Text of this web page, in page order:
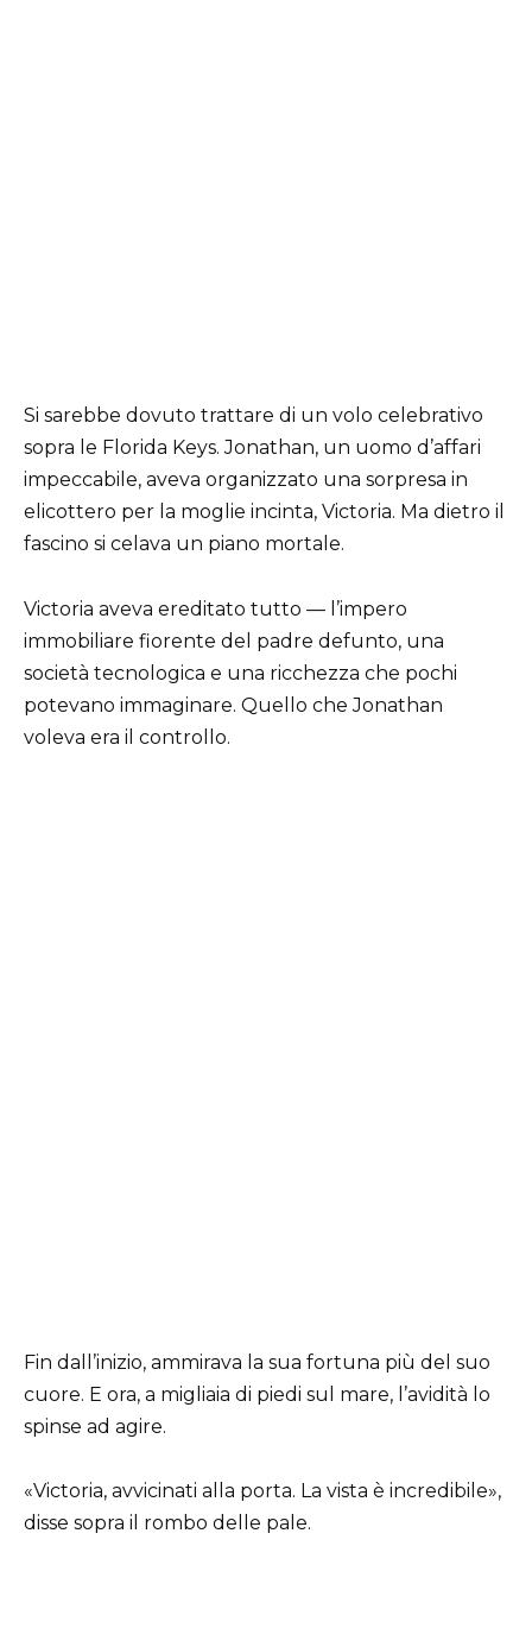
Si sarebbe dovuto trattare di un volo celebrativo
sopra le Florida Keys. Jonathan, un uomo d’affari
impeccabile, aveva organizzato una sorpresa in
elicottero per la moglie incinta, Victoria. Ma dietro il
fascino si celava un piano mortale.
Victoria aveva ereditato tutto — l’impero
immobiliare fiorente del padre defunto, una
società tecnologica e una ricchezza che pochi
potevano immaginare. Quello che Jonathan
voleva era il controllo.
Fin dall’inizio, ammirava la sua fortuna più del suo
cuore. E ora, a migliaia di piedi sul mare, l’avidità lo
spinse ad agire.
«Victoria, avvicinati alla porta. La vista è incredibile»,
disse sopra il rombo delle pale.